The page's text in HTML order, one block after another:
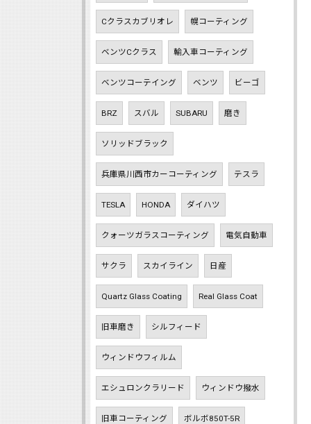
Cクラスカブリオレ 幌コーティング
ベンツCクラス 輸入車コーティング
ベンツコーテイング ベンツ ビーゴ
BRZ スバル SUBARU 磨き
ソリッドブラック
兵庫県川西市カーコーティング テスラ
TESLA HONDA ダイハツ
クォーツガラスコーティング 電気自動車
サクラ スカイライン 日産
Quartz Glass Coating Real Glass Coat
旧車磨き シルフィード
ウィンドウフィルム
エシュロンクラリード ウィンドウ撥水
旧車コーティング ボルボ850T-5R